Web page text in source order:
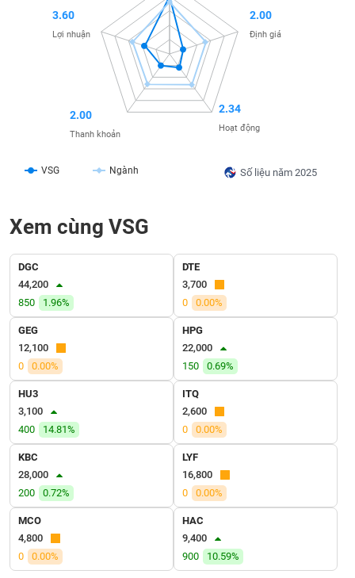
Số liệu năm 2025
VSG Ngành
2.00
Định giá
2.34
Hoạt động
2.00
Thanh khoản
3.60
Lợi nhuận
Xem cùng VSG
DGC
44,200
850
1.96%
DTE
3,700
0
0.00%
GEG
12,100
0
0.00%
HPG
22,000
150
0.69%
HU3
3,100
400
14.81%
ITQ
2,600
0
0.00%
KBC
28,000
200
0.72%
LYF
16,800
0
0.00%
MCO
4,800
0
0.00%
HAC
9,400
900
10.59%
KHỎE
NGHỆ
TIN
DỊCH
VỤ
TRUYỀN
THÔNG
TIỆN
ÍCH
BẤT